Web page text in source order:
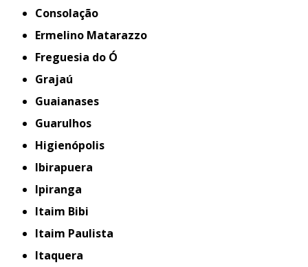
Consolação
Ermelino Matarazzo
Freguesia do Ó
Grajaú
Guaianases
Guarulhos
Higienópolis
Ibirapuera
Ipiranga
Itaim Bibi
Itaim Paulista
Itaquera